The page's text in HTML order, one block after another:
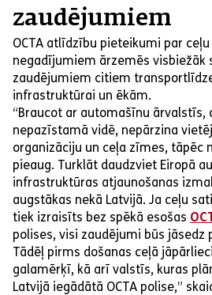
zaudējumiem
OCTA atlīdzību pieteikumi par
negadījumiem ārzemēs visbiežāk
zaudējumiem citiem
infrastruktūrai un ēkām.
“Braucot ar automašīnu ārvalstīs,
nepazīstamā vidē, nepārzina
organizāciju un ceļa zīmes, tāpēc
pieaug. Turklāt daudzviet Eiropā
infrastruktūras atjaunošanas
augstākas nekā Latvijā. Ja ceļu
tiek izraisīts bez spēkā esošas
polises, visi zaudējumi būs
Tādēļ pirms došanas ceļā
galamērķī, kā arī valstīs, kuras
Latvijā iegādātā OCTA polise,”